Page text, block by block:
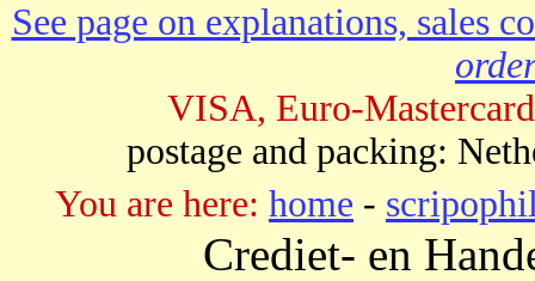
See page on explanations, sales
VISA, Euro-
postage and packing:
You are here: home -
Crediet- en